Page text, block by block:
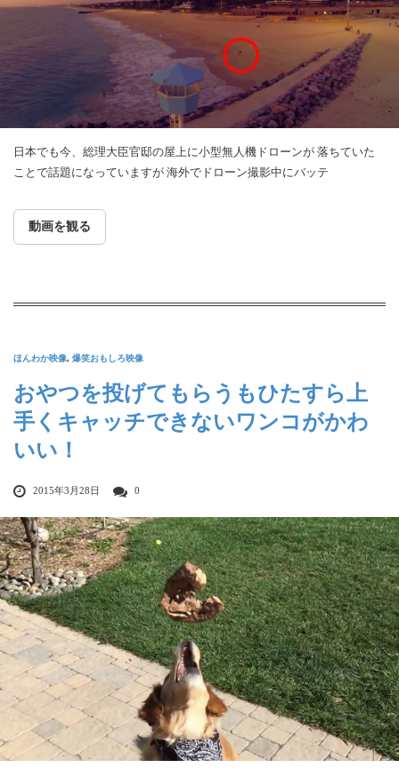
日本でも今、総理大臣官邸の屋上に小型無人機ドローンが 落ちていた
ことで話題になっていますが 海外でドローン撮影中にバッテ
動画を観る
ほんわか映像, 爆笑おもしろ映像
おやつを投げてもらうもひたすら上
手くキャッチできないワンコがかわ
いい！
2015年3月28日 0